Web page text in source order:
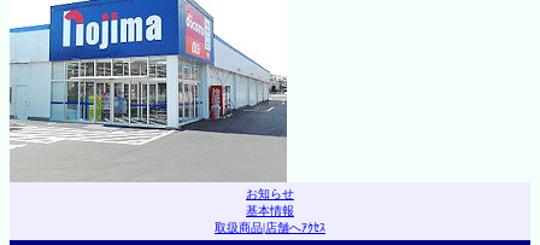
お知らせ
基本情報
取扱商品|店舗へｱｸｾｽ